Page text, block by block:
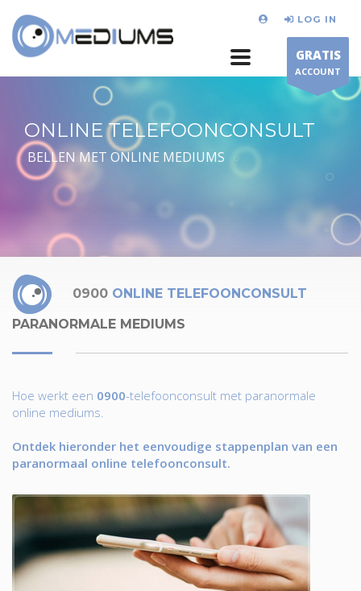
LOG IN
GRATIS
ACCOUNT
ONLINE TELEFOONCONSULT
BELLEN MET ONLINE MEDIUMS
0900 ONLINE TELEFOONCONSULT
PARANORMALE MEDIUMS
Hoe werkt een 0900-telefoonconsult met paranormale
online mediums.
Ontdek hieronder het eenvoudige stappenplan van een
paranormaal online telefoonconsult.